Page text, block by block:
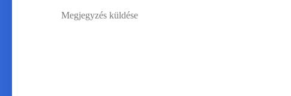
Megjegyzés küldése